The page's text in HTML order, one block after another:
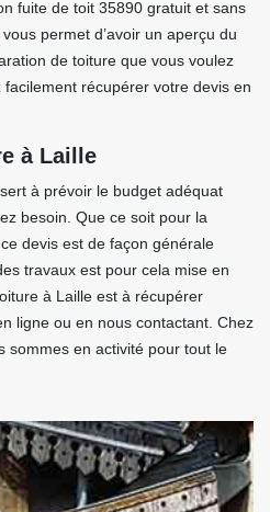
fuite de toit 35890 gratuit et sans
permet d’avoir un aperçu du
de toiture que vous voulez
récupérer votre devis en
à Laille
à prévoir le budget adéquat
besoin. Que ce soit pour la
devis est de façon générale
travaux est pour cela mise en
à Laille est à récupérer
ligne ou en nous contactant. Chez
sommes en activité pour tout le